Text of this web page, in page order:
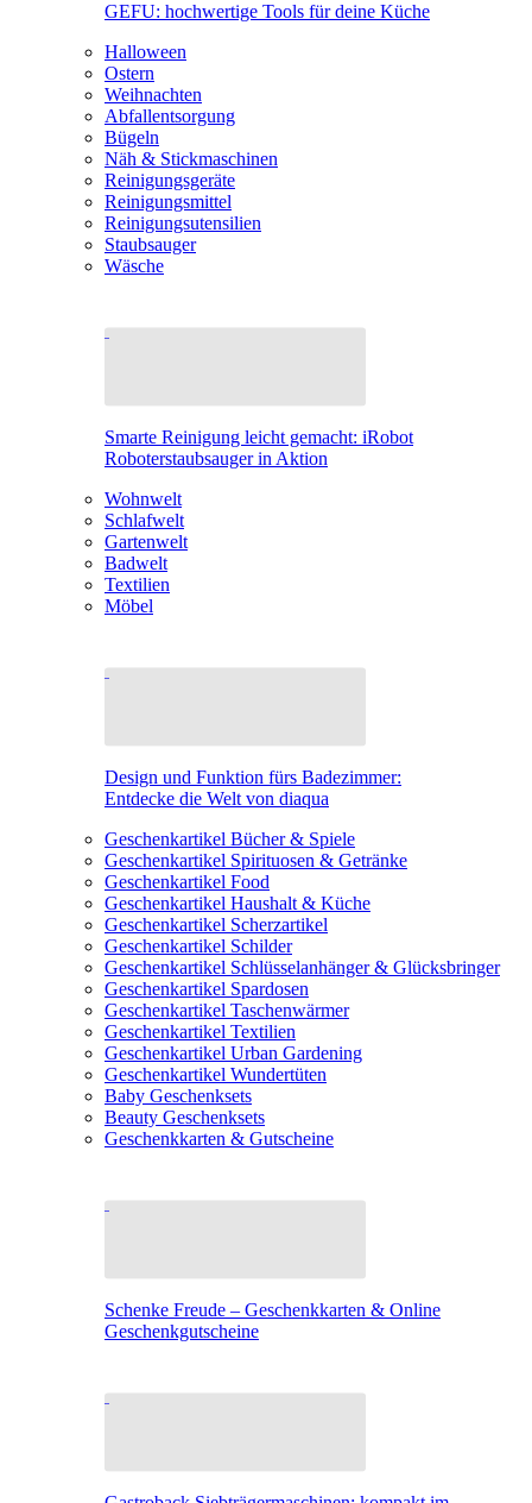
GEFU: hochwertige Tools für deine Küche
Halloween
Ostern
Weihnachten
Abfallentsorgung
Bügeln
Näh & Stickmaschinen
Reinigungsgeräte
Reinigungsmittel
Reinigungsutensilien
Staubsauger
Wäsche
Smarte Reinigung leicht gemacht: iRobot
Roboterstaubsauger in Aktion
Wohnwelt
Schlafwelt
Gartenwelt
Badwelt
Textilien
Möbel
Design und Funktion fürs Badezimmer:
Entdecke die Welt von diaqua
Geschenkartikel Bücher & Spiele
Geschenkartikel Spirituosen & Getränke
Geschenkartikel Food
Geschenkartikel Haushalt & Küche
Geschenkartikel Scherzartikel
Geschenkartikel Schilder
Geschenkartikel Schlüsselanhänger & Glücksbringer
Geschenkartikel Spardosen
Geschenkartikel Taschenwärmer
Geschenkartikel Textilien
Geschenkartikel Urban Gardening
Geschenkartikel Wundertüten
Baby Geschenksets
Beauty Geschenksets
Geschenkkarten & Gutscheine
Schenke Freude – Geschenkkarten & Online
Geschenkgutscheine